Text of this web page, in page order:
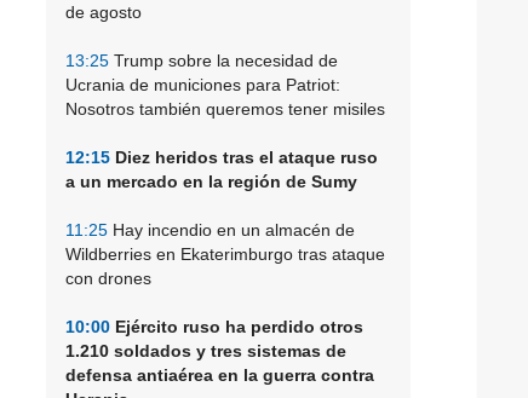
de agosto
13:25 Trump sobre la necesidad de
Ucrania de municiones para Patriot:
Nosotros también queremos tener misiles
12:15 Diez heridos tras el ataque ruso
a un mercado en la región de Sumy
11:25 Hay incendio en un almacén de
Wildberries en Ekaterimburgo tras ataque
con drones
10:00 Ejército ruso ha perdido otros
1.210 soldados y tres sistemas de
defensa antiaérea en la guerra contra